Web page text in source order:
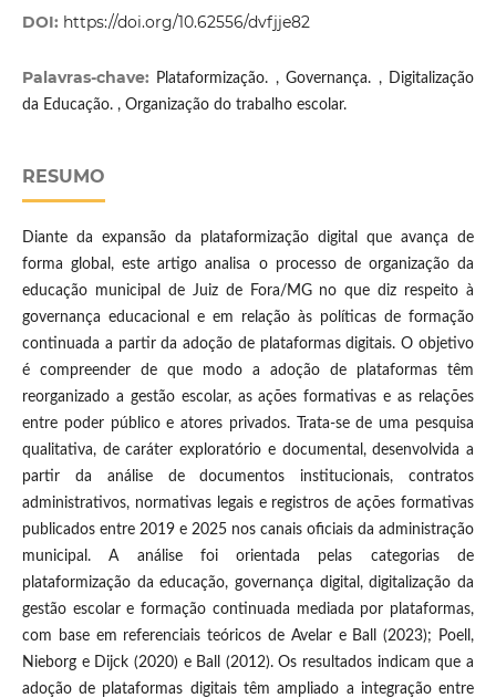
DOI: https://doi.org/10.62556/dvfjje82
Palavras-chave:
Plataformização. , Governança. , Digitalização
da Educação. , Organização do trabalho escolar.
RESUMO
Diante da expansão da plataformização digital que avança de
forma global, este artigo analisa o processo de organização da
educação municipal de Juiz de Fora/MG no que diz respeito à
governança educacional e em relação às políticas de formação
continuada a partir da adoção de plataformas digitais. O objetivo
é compreender de que modo a adoção de plataformas têm
reorganizado a gestão escolar, as ações formativas e as relações
entre poder público e atores privados. Trata-se de uma pesquisa
qualitativa, de caráter exploratório e documental, desenvolvida a
partir da análise de documentos institucionais, contratos
administrativos, normativas legais e registros de ações formativas
publicados entre 2019 e 2025 nos canais oficiais da administração
municipal. A análise foi orientada pelas categorias de
plataformização da educação, governança digital, digitalização da
gestão escolar e formação continuada mediada por plataformas,
com base em referenciais teóricos de Avelar e Ball (2023); Poell,
Nieborg e Dijck (2020) e Ball (2012). Os resultados indicam que a
adoção de plataformas digitais têm ampliado a integração entre